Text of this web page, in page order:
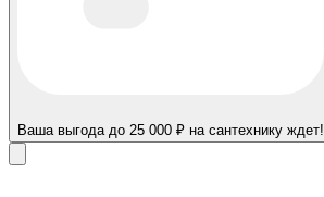
Ваша выгода до 25 000 ₽ на сантехнику ждет!